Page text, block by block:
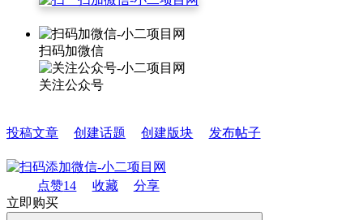
扫码加微信
关注公众号
投稿文章 创建话题 创建版块 发布帖子
点赞14 收藏
分享
立即购买